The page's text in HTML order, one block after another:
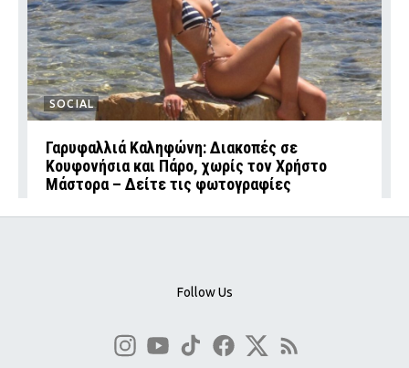
SOCIAL
Γαρυφαλλιά Καληφώνη: Διακοπές σε
Κουφονήσια και Πάρο, χωρίς τον Χρήστο
Μάστορα – Δείτε τις φωτογραφίες
Follow Us